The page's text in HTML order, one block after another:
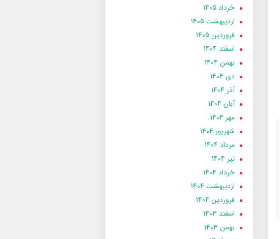
خرداد 1405
ارديبهشت 1405
فروردین 1405
اسفند 1404
بهمن 1404
دی 1404
آذر 1404
آبان 1404
مهر 1404
شهریور 1404
مرداد 1404
تير 1404
خرداد 1404
ارديبهشت 1404
فروردین 1404
اسفند 1403
بهمن 1403